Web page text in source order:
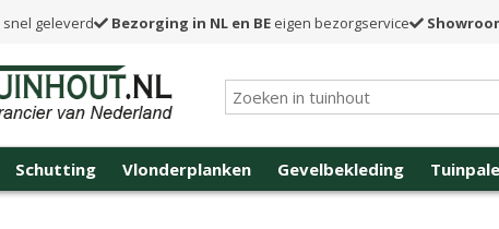
snel geleverd Bezorging in NL en BE eigen bezorgservice
Schutting Vlonderplanken Gevelbekleding